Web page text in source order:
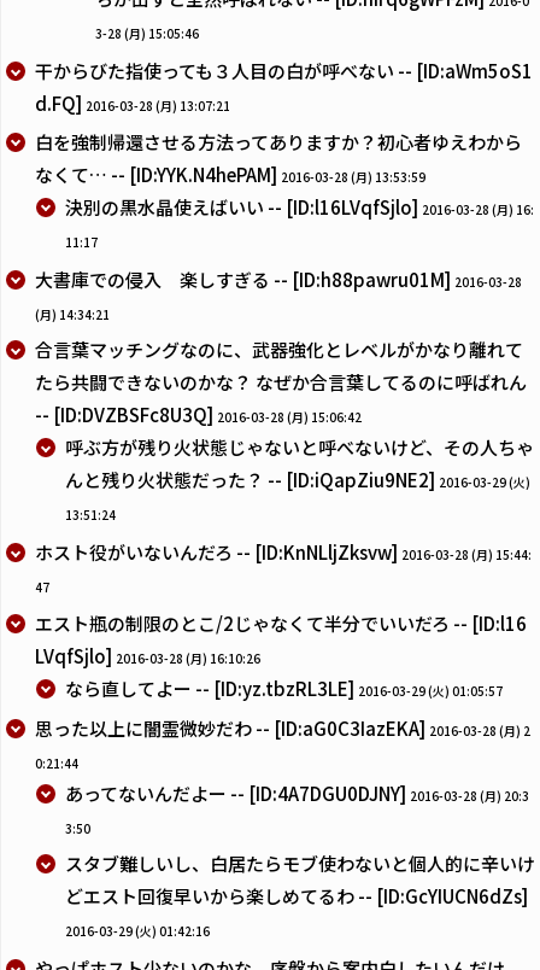
3-28 (月) 15:05:46
干からびた指使っても３人目の白が呼べない -- [ID:aWm5oS1
d.FQ] 2016-03-28 (月) 13:07:21
白を強制帰還させる方法ってありますか？初心者ゆえわから
なくて… -- [ID:YYK.N4hePAM] 2016-03-28 (月) 13:53:59
決別の黒水晶使えばいい -- [ID:l16LVqfSjlo] 2016-03-28 (月) 16:
11:17
大書庫での侵入 楽しすぎる -- [ID:h88pawru01M] 2016-03-28
(月) 14:34:21
合言葉マッチングなのに、武器強化とレベルがかなり離れて
たら共闘できないのかな？ なぜか合言葉してるのに呼ばれん
-- [ID:DVZBSFc8U3Q] 2016-03-28 (月) 15:06:42
呼ぶ方が残り火状態じゃないと呼べないけど、その人ちゃ
んと残り火状態だった？ -- [ID:iQapZiu9NE2] 2016-03-29 (火)
13:51:24
ホスト役がいないんだろ -- [ID:KnNLljZksvw] 2016-03-28 (月) 15:44:
47
エスト瓶の制限のとこ/2じゃなくて半分でいいだろ -- [ID:l16
LVqfSjlo] 2016-03-28 (月) 16:10:26
なら直してよー -- [ID:yz.tbzRL3LE] 2016-03-29 (火) 01:05:57
思った以上に闇霊微妙だわ -- [ID:aG0C3IazEKA] 2016-03-28 (月) 2
0:21:44
あってないんだよー -- [ID:4A7DGU0DJNY] 2016-03-28 (月) 20:3
3:50
スタブ難しいし、白居たらモブ使わないと個人的に辛いけ
どエスト回復早いから楽しめてるわ -- [ID:GcYIUCN6dZs]
2016-03-29 (火) 01:42:16